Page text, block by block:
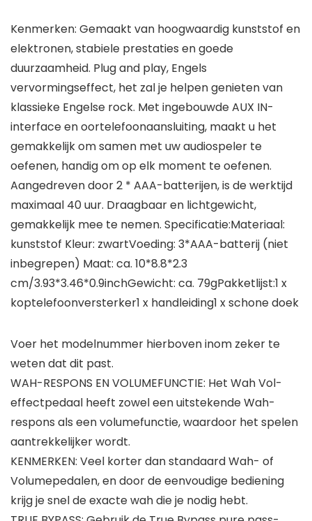
Kenmerken: Gemaakt van hoogwaardig kunststof en
elektronen, stabiele prestaties en goede
duurzaamheid. Plug and play, Engels
vervormingseffect, het zal je helpen genieten van
klassieke Engelse rock. Met ingebouwde AUX IN-
interface en oortelefoonaansluiting, maakt u het
gemakkelijk om samen met uw audiospeler te
oefenen, handig om op elk moment te oefenen.
Aangedreven door 2 * AAA-batterijen, is de werktijd
maximaal 40 uur. Draagbaar en lichtgewicht,
gemakkelijk mee te nemen. Specificatie:Materiaal:
kunststof Kleur: zwartVoeding: 3*AAA-batterij (niet
inbegrepen) Maat: ca. 10*8.8*2.3
cm/3.93*3.46*0.9inchGewicht: ca. 79gPakketlijst:1 x
koptelefoonversterker1 x handleiding1 x schone doek
Voer het modelnummer hierboven inom zeker te
weten dat dit past.
WAH-RESPONS EN VOLUMEFUNCTIE: Het Wah Vol-
effectpedaal heeft zowel een uitstekende Wah-
respons als een volumefunctie, waardoor het spelen
aantrekkelijker wordt.
KENMERKEN: Veel korter dan standaard Wah- of
Volumepedalen, en door de eenvoudige bediening
krijg je snel de exacte wah die je nodig hebt.